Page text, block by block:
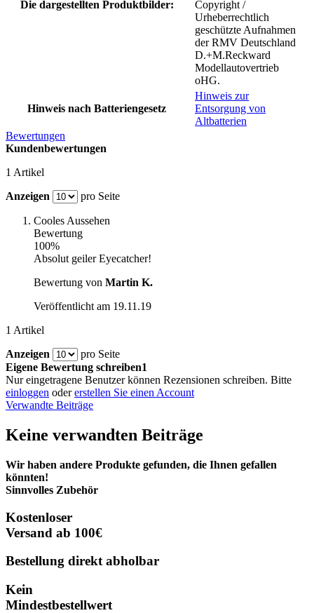
Die dargestellten Produktbilder:
Copyright /
Urheberrechtlich
geschützte Aufnahmen
der RMV Deutschland
D.+M.Reckward
Modellautovertrieb
oHG.
Hinweis nach Batteriengesetz
Hinweis zur
Entsorgung von
Altbatterien
Bewertungen
Kundenbewertungen
1 Artikel
Anzeigen
pro Seite
Cooles Aussehen
Bewertung
100%
Absolut geiler Eyecatcher!
Bewertung von Martin K.
Veröffentlicht am 19.11.19
1 Artikel
Anzeigen
pro Seite
Eigene Bewertung schreiben1
Nur eingetragene Benutzer können Rezensionen schreiben. Bitte
einloggen odererstellen Sie einen Account
Verwandte Beiträge
Keine verwandten Beiträge
Wir haben andere Produkte gefunden, die Ihnen gefallen
könnten!
Sinnvolles Zubehör
Kostenloser
Versand ab 100€
Bestellung direkt abholbar
Kein
Mindestbestellwert